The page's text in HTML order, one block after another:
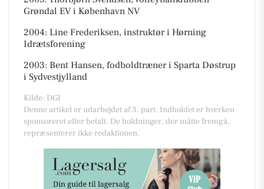
Grøndal EV i København NV
2004: Line Frederiksen, instruktør i Hørning
Idrætsforening
2003: Bent Hansen, fodboldtræner i Sparta Døstrup
i Sydvestjylland
Kilde: DGI
Denne artikel er udarbejdet af 3. part. Indholdet er hverken
sponsoreret eller betalt. De holdninger, der måtte fremgå,
repræsenterer ikke redaktionen.